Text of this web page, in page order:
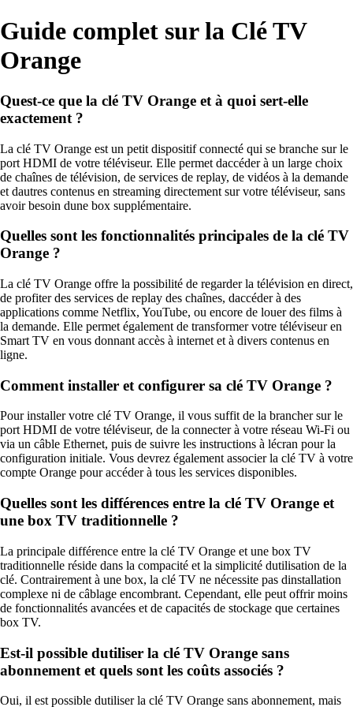
Guide complet sur la Clé TV
Orange
Quest-ce que la clé TV Orange et à quoi sert-elle
exactement ?
La clé TV Orange est un petit dispositif connecté qui se branche sur le
port HDMI de votre téléviseur. Elle permet daccéder à un large choix
de chaînes de télévision, de services de replay, de vidéos à la demande
et dautres contenus en streaming directement sur votre téléviseur, sans
avoir besoin dune box supplémentaire.
Quelles sont les fonctionnalités principales de la clé TV
Orange ?
La clé TV Orange offre la possibilité de regarder la télévision en direct,
de profiter des services de replay des chaînes, daccéder à des
applications comme Netflix, YouTube, ou encore de louer des films à
la demande. Elle permet également de transformer votre téléviseur en
Smart TV en vous donnant accès à internet et à divers contenus en
ligne.
Comment installer et configurer sa clé TV Orange ?
Pour installer votre clé TV Orange, il vous suffit de la brancher sur le
port HDMI de votre téléviseur, de la connecter à votre réseau Wi-Fi ou
via un câble Ethernet, puis de suivre les instructions à lécran pour la
configuration initiale. Vous devrez également associer la clé TV à votre
compte Orange pour accéder à tous les services disponibles.
Quelles sont les différences entre la clé TV Orange et
une box TV traditionnelle ?
La principale différence entre la clé TV Orange et une box TV
traditionnelle réside dans la compacité et la simplicité dutilisation de la
clé. Contrairement à une box, la clé TV ne nécessite pas dinstallation
complexe ni de câblage encombrant. Cependant, elle peut offrir moins
de fonctionnalités avancées et de capacités de stockage que certaines
box TV.
Est-il possible dutiliser la clé TV Orange sans
abonnement et quels sont les coûts associés ?
Oui, il est possible dutiliser la clé TV Orange sans abonnement, mais